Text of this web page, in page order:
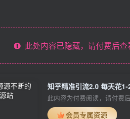
此处内容已隐藏，请付费后查
此内容为付费阅读，请付费
会员专属资源